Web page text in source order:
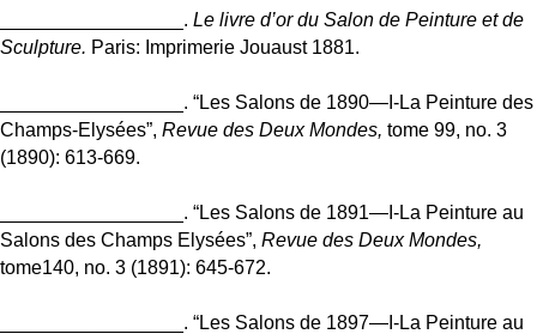
_________________. Le livre d’or du Salon de Peinture et de
Sculpture. Paris: Imprimerie Jouaust 1881.
_________________. “Les Salons de 1890—I-La Peinture des
Champs-Elysées”, Revue des Deux Mondes, tome 99, no. 3
(1890): 613-669.
_________________. “Les Salons de 1891—I-La Peinture au
Salons des Champs Elysées”, Revue des Deux Mondes,
tome140, no. 3 (1891): 645-672.
_________________. “Les Salons de 1897—I-La Peinture au